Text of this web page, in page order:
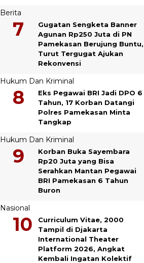
Berita
Gugatan Sengketa Banner
Agunan Rp250 Juta di PN
Pamekasan Berujung Buntu,
Turut Tergugat Ajukan
Rekonvensi
Hukum Dan Kriminal
Eks Pegawai BRI Jadi DPO 6
Tahun, 17 Korban Datangi
Polres Pamekasan Minta
Tangkap
Hukum Dan Kriminal
Korban Buka Sayembara
Rp20 Juta yang Bisa
Serahkan Mantan Pegawai
BRI Pamekasan 6 Tahun
Buron
Nasional
Curriculum Vitae, 2000
Tampil di Djakarta
International Theater
Platform 2026, Angkat
Kembali Ingatan Kolektif